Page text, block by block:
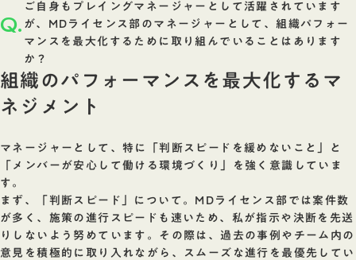
Q.
ご自身もプレイングマネージャーとして活躍されています
が、MDライセンス部のマネージャーとして、組織パフォー
マンスを最大化するために取り組んでいることはあります
か？
組織のパフォーマンスを最大化するマ
ネジメント
マネージャーとして、特に「判断スピードを緩めないこと」と
「メンバーが安心して働ける環境づくり」を強く意識していま
す。
まず、「判断スピード」について。MDライセンス部では案件数
が多く、施策の進行スピードも速いため、私が指示や決断を先送
りしないよう努めています。その際は、過去の事例やチーム内の
意見を積極的に取り入れながら、スムーズな進行を最優先してい